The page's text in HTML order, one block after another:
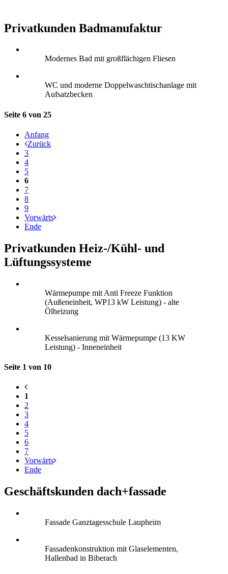
Privatkunden Badmanufaktur
Modernes Bad mit großflächigen Fliesen
WC und moderne Doppelwaschtischanlage mit
Aufsatzbecken
Seite 6 von 25
Anfang
Zurück
3
4
5
6
7
8
9
Vorwärts
Ende
Privatkunden Heiz-/Kühl- und
Lüftungssysteme
Wärmepumpe mit Anti Freeze Funktion
(Außeneinheit, WP13 kW Leistung) - alte
Ölheizung
Kesselsanierung mit Wärmepumpe (13 KW
Leistung) - Inneneinheit
Seite 1 von 10
1
2
3
4
5
6
7
Vorwärts
Ende
Geschäftskunden dach+fassade
Fassade Ganztagesschule Laupheim
Fassadenkonstruktion mit Glaselementen,
Hallenbad in Biberach